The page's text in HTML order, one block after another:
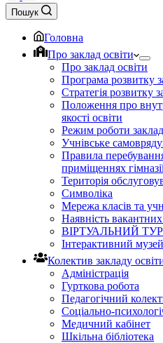
Пошук
Головна
Про заклад освіти
Про заклад освіти
Програма розвитку
Стратегія розвитку
Положення про
якості освіти
Режим роботи
Учнівське
Правила
приміщеннях
Територія
Символіка
Мережа класів та
Наявність
ВІРТУАЛЬНИЙ
Інтерактивний
Колектив закладу
Адміністрація
Гурткова робота
Педагогічний
Соціально-
Медичний кабінет
Шкільна бібліотека